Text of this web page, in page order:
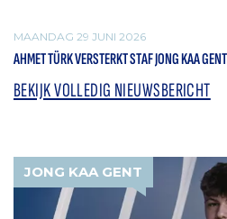
MAANDAG 29 JUNI 2026
AHMET TÜRK VERSTERKT STAF JONG KAA GENT
BEKIJK VOLLEDIG NIEUWSBERICHT
JONG KAA GENT